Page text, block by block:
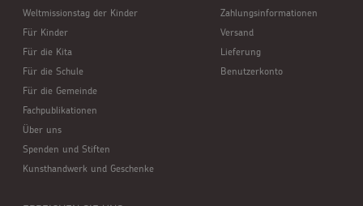
Weltmissionstag der Kinder
Für Kinder
Für die Kita
Für die Schule
Für die Gemeinde
Fachpublikationen
Über uns
Spenden und Stiften
Kunsthandwerk und Geschenke
Zahlungsinformationen
Versand
Lieferung
Benutzerkonto